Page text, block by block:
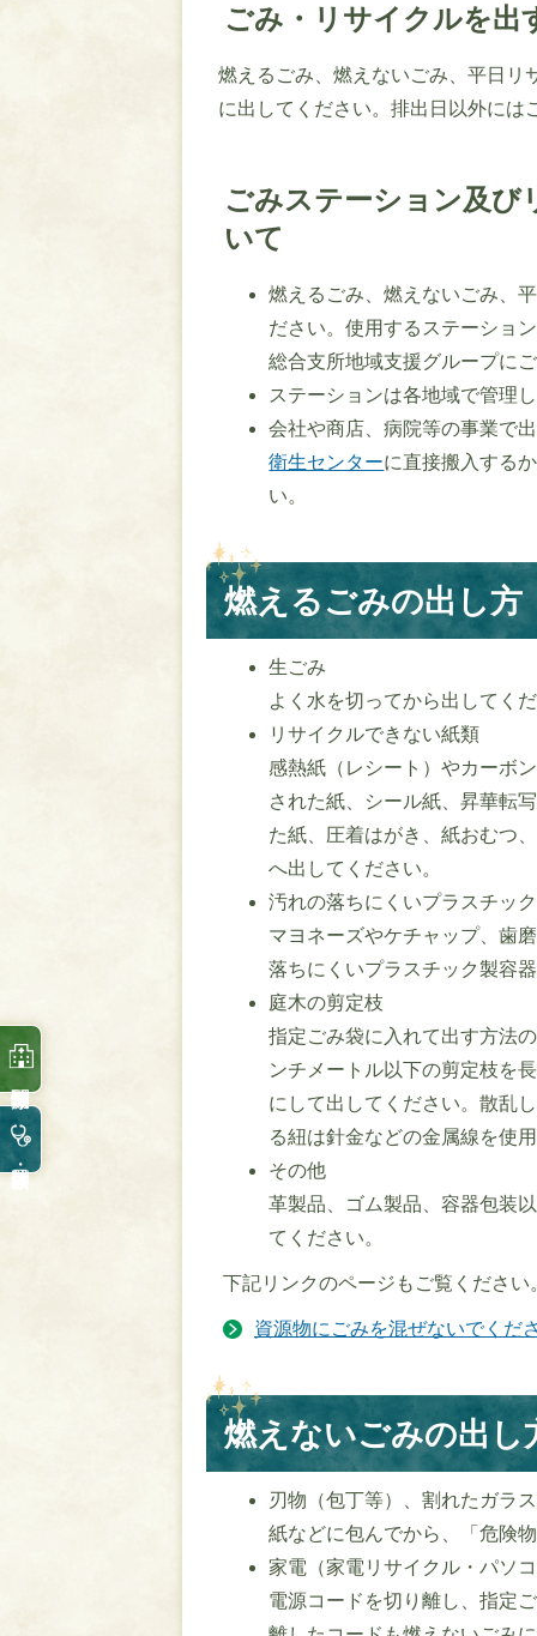
ごみ・リサイクルを出
燃えるごみ、燃えないごみ、平日リ
に出してください。排出日以外には
ごみステーション及び
いて
燃えるごみ、燃えないごみ、
ださい。使用するステーショ
総合支所地域支援グループに
ステーションは各地域で管理
会社や商店、病院等の事業で
衛生センターに直接搬入する
い。
燃えるごみの出し方
生ごみ
よく水を切ってから出してく
リサイクルできない紙類
感熱紙（レシート）やカーボ
された紙、シール紙、昇華転
た紙、圧着はがき、紙おむつ
へ出してください。
汚れの落ちにくいプラスチッ
マヨネーズやケチャップ、歯
落ちにくいプラスチック製容
庭木の剪定枝
指定ごみ袋に入れて出す方法
ンチメートル以下の剪定枝を
にして出してください。散乱
る紐は針金などの金属線を使
その他
革製品、ゴム製品、容器包装
てください。
下記リンクのページもご覧ください
資源物にごみを混ぜないでくだ
燃えないごみの出し
刃物（包丁等）、割れたガラ
紙などに包んでから、「危険
家電（家電リサイクル・パソ
電源コードを切り離し、指定